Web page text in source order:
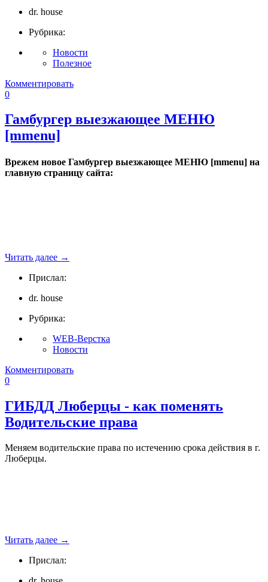
dr. house
Рубрика:
Новости
Полезное
Комментировать
0
Гамбургер выезжающее МЕНЮ
[mmenu]
Врежем новое Гамбургер выезжающее МЕНЮ [mmenu] на
главную страницу сайта:
Читать далее →
Прислал:
dr. house
Рубрика:
WEB-Верстка
Новости
Комментировать
0
ГИБДД Люберцы - как поменять
Водительские права
Меняем водительские права по истечению срока действия в г.
Люберцы.
Читать далее →
Прислал: